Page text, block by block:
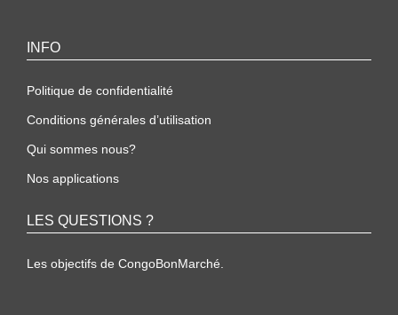
INFO
Politique de confidentialité
Conditions générales d’utilisation
Qui sommes nous?
Nos applications
LES QUESTIONS ?
Les objectifs de CongoBonMarché.